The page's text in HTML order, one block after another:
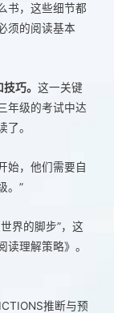
书，这些细节都
须的阅读基本
巧。 这一关键
年级的考试中达
。
始，他们需要自
。”
界的脚步”，这
理解策略》。
推断与预